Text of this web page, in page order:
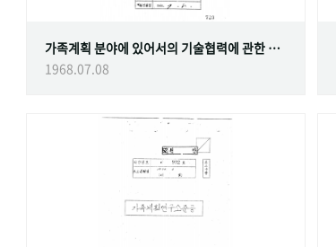
가족계획 분야에 있어서의 기술협력에 관한 대한민국정부와 스웨덴 정부간의 협정
1968.07.08